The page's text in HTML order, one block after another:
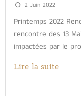
2 Juin 2022
Printemps 2022
rencontre des 13
impactées par le
Lire la suite